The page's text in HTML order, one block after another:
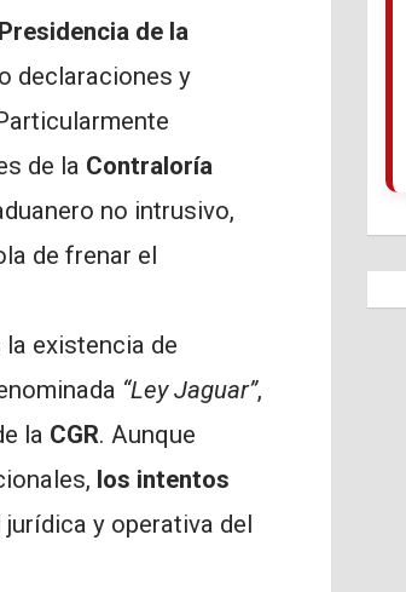
Presidencia de la
declaraciones y
de la Contraloría
no intrusivo,
de frenar el
la existencia de
“Ley Jaguar”,
la CGR. Aunque
los intentos
y operativa del